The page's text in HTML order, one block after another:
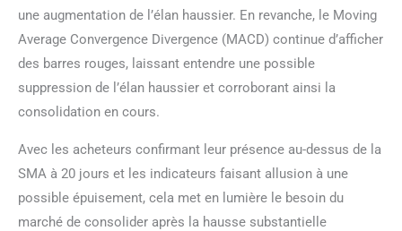
une augmentation de l’élan haussier. En revanche, le Moving
Average Convergence Divergence (MACD) continue d’afficher
des barres rouges, laissant entendre une possible
suppression de l’élan haussier et corroborant ainsi la
consolidation en cours.
Avec les acheteurs confirmant leur présence au-dessus de la
SMA à 20 jours et les indicateurs faisant allusion à une
possible épuisement, cela met en lumière le besoin du
marché de consolider après la hausse substantielle